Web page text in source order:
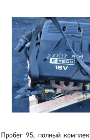
Пробег 95, полный